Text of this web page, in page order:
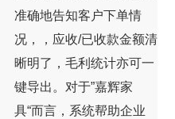
准确地告知客户下单情
况，，应收/已收款金额清
晰明了，毛利统计亦可一
键导出。对于”嘉辉家
具“而言，系统帮助企业